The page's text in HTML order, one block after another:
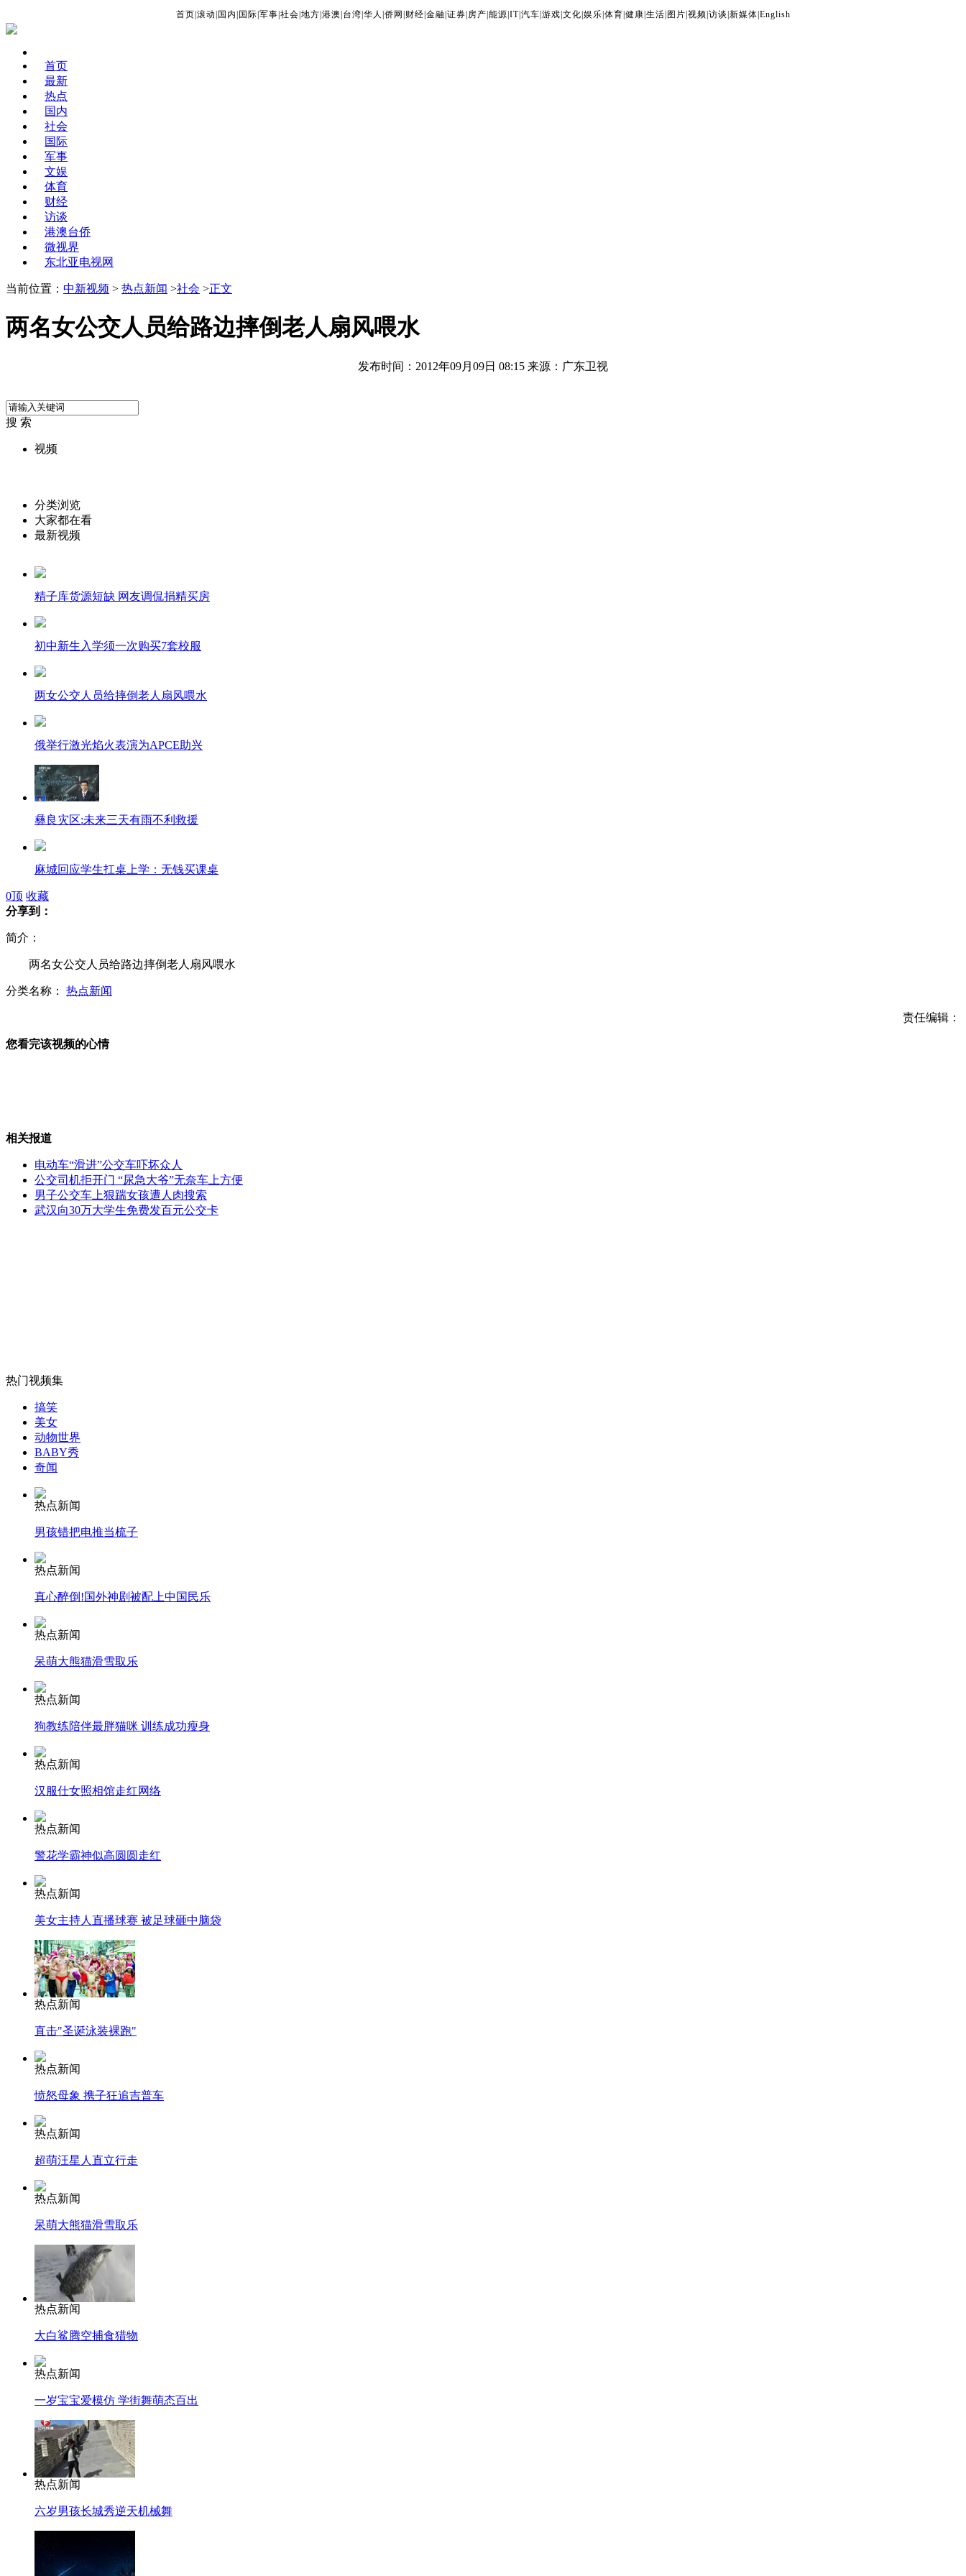
首页 滚动 国内 国际 军事 社会 地方 港澳 台湾 华人 侨网 财经 金融 证券 房产 能源 IT| 汽车 游戏 文化 娱乐 体育 健康 生活 图片 视频 访谈 新媒体 English
首页
最新
热点
国内
社会
国际
军事
文娱
体育
财经
访谈
港澳台侨
微视界
东北亚电视网
当前位置： 中新视频 > 热点新闻 >社会 >正文
两名女公交人员给路边摔倒老人扇风喂水
发布时间：2012年09月09日 08:15 来源：广东卫视
搜 索
视频
分类浏览
大家都在看
最新视频
精子库货源短缺 网友调侃捐精买房
初中新生入学须一次购买7套校服
两女公交人员给摔倒老人扇风喂水
俄举行激光焰火表演为APCE助兴
彝良灾区:未来三天有雨不利救援
麻城回应学生扛桌上学：无钱买课桌
慈善家阿里木江救灾受总理接见
彝良:居民驾驶自家装载机助抢险
山西运城恶犬咬伤多人 警民合力深夜将其击毙
外交部：有关国家言论片面不公正
走！跟着总书记去植树
纽约上演“枕头大战”
0顶 收藏
分享到：
简介：
两名女公交人员给路边摔倒老人扇风喂水
分类名称： 热点新闻
责任编辑：
您看完该视频的心情
相关报道
电动车“滑进”公交车吓坏众人
公交司机拒开门 “尿急大爷”无奈车上方便
男子公交车上狠踹女孩遭人肉搜索
武汉向30万大学生免费发百元公交卡
热门视频集
搞笑
美女
动物世界
BABY秀
奇闻
热点新闻
男孩错把电推当梳子
热点新闻
真心醉倒!国外神剧被配上中国民乐
热点新闻
呆萌大熊猫滑雪取乐
热点新闻
狗教练陪伴最胖猫咪 训练成功瘦身
热点新闻
汉服仕女照相馆走红网络
热点新闻
警花学霸神似高圆圆走红
热点新闻
美女主持人直播球赛 被足球砸中脑袋
热点新闻
直击"圣诞泳装裸跑"
热点新闻
愤怒母象 携子狂追吉普车
热点新闻
超萌汪星人直立行走
热点新闻
呆萌大熊猫滑雪取乐
热点新闻
大白鲨腾空捕食猎物
热点新闻
一岁宝宝爱模仿 学街舞萌态百出
热点新闻
六岁男孩长城秀逆天机械舞